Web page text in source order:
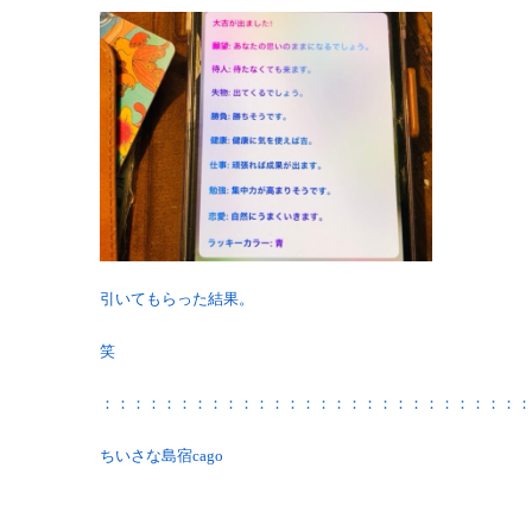
引いてもらった結果。
笑
：：：：：：：：：：：：：：：：：：：：：：：：：：：
ちいさな島宿cago